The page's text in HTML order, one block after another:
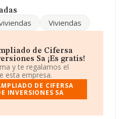
y venta. la urbanización, p.
6812. La sociedad no
exteriores.
número de empleados y
disponible en
un número de empleados
sector.
Compañia de
A32367641, está situada en
Viviendas
de Cifersa
Sa ¡Es gratis!
y te regalamos el
esta empresa.
DE CIFERSA
INVERSIONES SA